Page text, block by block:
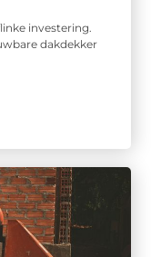
investering.
dakdekker